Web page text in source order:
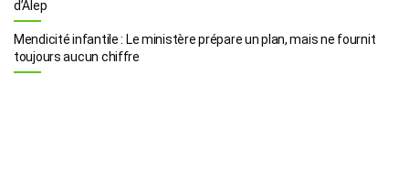
d’Alep
Mendicité infantile : Le ministère prépare un plan, mais ne fournit
toujours aucun chiffre